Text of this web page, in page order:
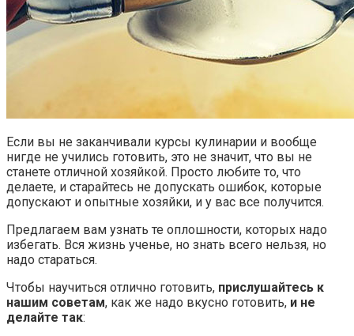
Если вы не заканчивали курсы кулинарии и вообще
нигде не учились готовить, это не значит, что вы не
станете отличной хозяйкой. Просто любите то, что
делаете, и старайтесь не допускать ошибок, которые
допускают и опытные хозяйки, и у вас все получится.
Предлагаем вам узнать те оплошности, которых надо
избегать. Вся жизнь ученье, но знать всего нельзя, но
надо стараться.
Чтобы научиться отлично готовить, прислушайтесь к
нашим советам, как же надо вкусно готовить, и не
делайте так: